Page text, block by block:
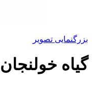
بزرگنمایی تصویر
گیاه خولنجان